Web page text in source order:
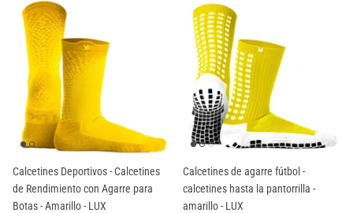
Calcetines Deportivos - Calcetines
de Rendimiento con Agarre para
Botas - Amarillo - LUX
Calcetines de agarre fútbol -
calcetines hasta la pantorrilla -
amarillo - LUX